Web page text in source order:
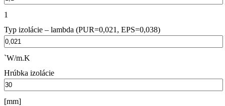
1
Typ izolácie – lambda (PUR=0,021, EPS=0,038)
`W/m.K
Hrúbka izolácie
[mm]